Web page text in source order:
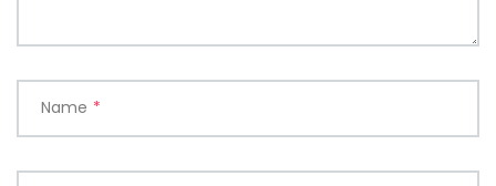
Name *